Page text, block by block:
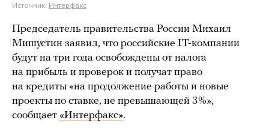
Источник: Интерфакс
Председатель правительства России Михаил
Мишустин заявил, что российские IT-компании
будут на три года освобождены от налога
на прибыль и проверок и получат право
на кредиты «на продолжение работы и новые
проекты по ставке, не превышающей 3%»,
сообщает «Интерфакс».